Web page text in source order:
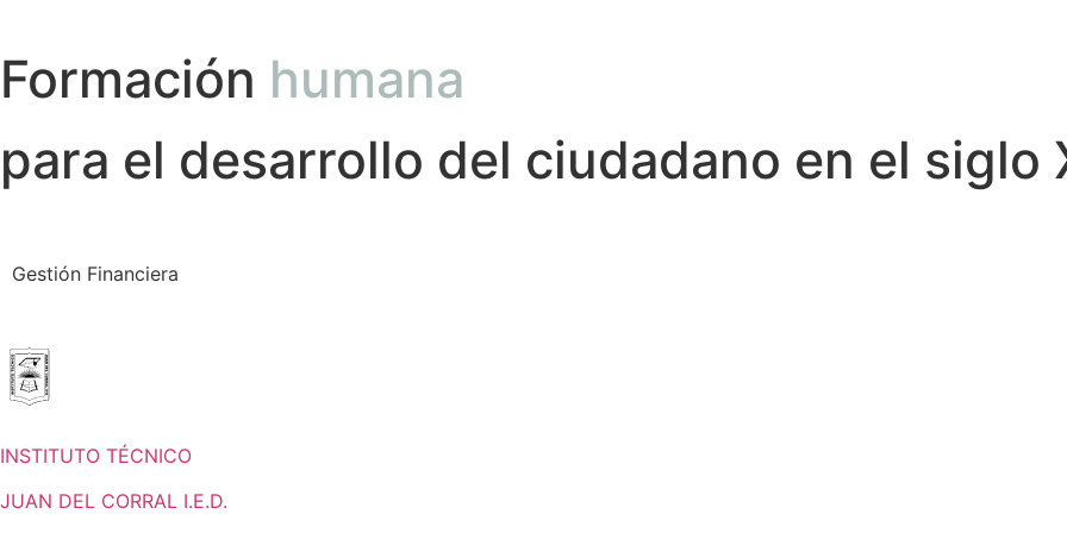
Formación humana
para el desarrollo del ciudadano en el siglo
Gestión Financiera
INSTITUTO TÉCNICO
JUAN DEL CORRAL I.E.D.